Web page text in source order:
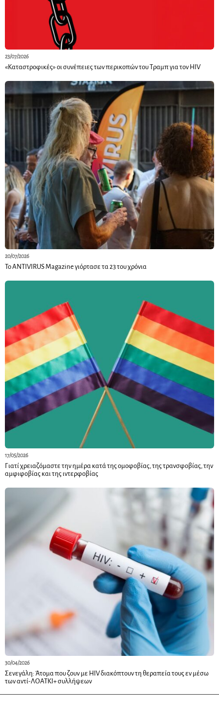
23/07/2026
«Καταστροφικές» οι συνέπειες των περικοπών του Τραμπ για τον HIV
20/07/2026
Το ANTIVIRUS Magazine γιόρτασε τα 23 του χρόνια
17/05/2026
Γιατί χρειαζόμαστε την ημέρα κατά της ομοφοβίας, της τρανσφοβίας, την
αμφιφοβίας και της ιντερφοβίας
30/04/2026
Σενεγάλη: Άτομα που ζουν με HIV διακόπτουν τη θεραπεία τους εν μέσω
των αντί-ΛΟΑΤΚΙ+ συλλήψεων